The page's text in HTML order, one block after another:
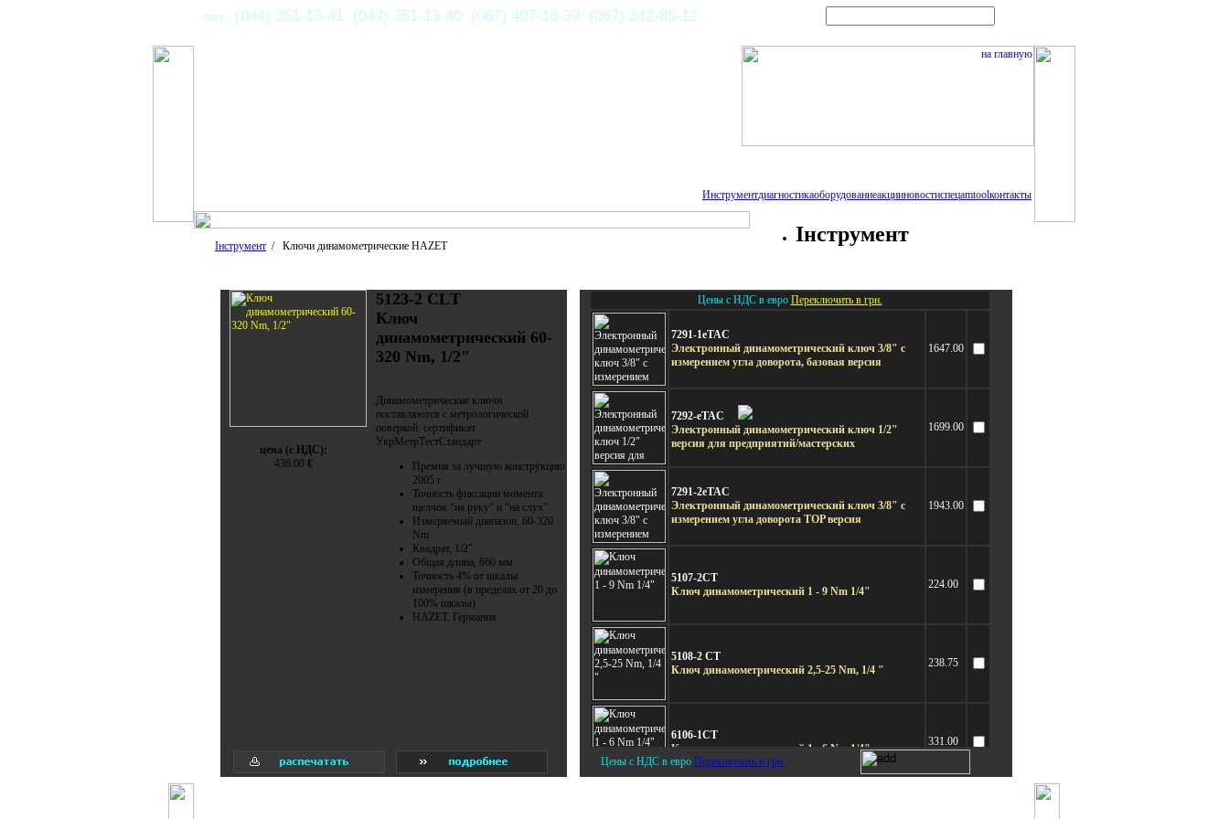
тел.: (044) 351-13-41 (044) 351-13-40 (067) 407-16-39 (067) 242-85-12
Инструментдиагностикаоборудованиеакцииновостиспецamtoolконтакты
Інструмент / Ключи динамометрические HAZET Інструмент
цена (с НДС):
436.00 €
5123-2 СLТ
Ключ
динамометрический 60-
320 Nm, 1/2"
Динамометрические ключи
поставляются с метрологической
поверкой: сертификат
УкрМетрТестСтандарт
Премия за лучшую конструкцию
2005 г
Точность фиксации момента:
щелчок “на руку” и “на слух”
Измеряемый диапазон, 60-320
Nm
Квадрат, 1/2"
Общая длина, 660 мм
Точность 4% от шкалы
измерения (в пределах от 20 до
100% шкалы)
HAZET, Германия
Цены с НДС в евро Переключить в грн.
7291-1eTAC
Электронный динамометрический ключ 3/8" с
измерением угла доворота, базовая версия
1647.00
7292-eTAC
Электронный динамометрический ключ 1/2"
версия для предприятий/мастерских
1699.00
7291-2eTAC
Электронный динамометрический ключ 3/8" с
измерением угла доворота TOP версия
1943.00
5107-2CT
Ключ динамометрический 1 - 9 Nm 1/4"
224.00
5108-2 СТ
Ключ динамометрический 2,5-25 Nm, 1/4 "
238.75
6106-1CT
Ключ динамометрический 1 - 6 Nm 1/4"
331.00
Цены с НДС в евро Переключить в грн.